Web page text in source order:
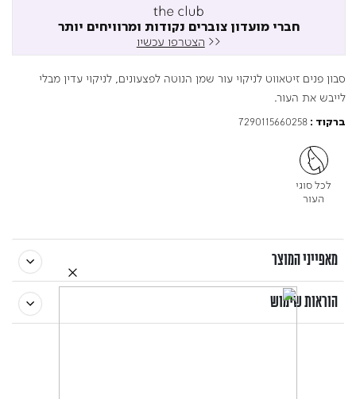
חברי מועדון צוברים נקודות ומרוויחים יותר
<< הצטרפו עכשיו
סבון פנים זיטאווט לניקוי עור שמן הנוטה לפצעונים, לניקוי עדין מבלי
לייבש את העור.
ברקוד :7290115660258
לכל סוגי
העור
מאפייני המוצר
הוראות שימוש